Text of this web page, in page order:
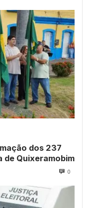
dos 237
de Quixeramobim
0